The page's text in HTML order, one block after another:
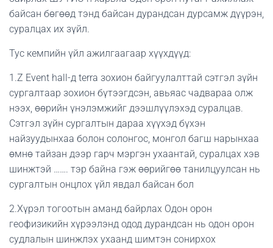
байсан бөгөөд тэнд байсан дурандсан дурсамж дүүрэн,
суралцах их зүйл.
Тус кемпийн үйл ажилгаагаар хүүхдүүд:
1.Z Event hall-д terra зохион байгуулалттай сэтгэл зүйн
сургалтаар зохион бүтээгдсэн, авьяас чадвараа олж
нээх, өөрийн үнэлэмжийг дээшлүүлэхэд суралцав.
Сэтгэл зүйн сургалтын дараа хүүхэд бүхэн
найзуудынхаа болон солонгос, монгол багш нарынхаа
өмнө тайзан дээр гарч мэргэн ухаантай, суралцах хэв
шинжтэй ……. тэр байна гэж өөрийгөө танилцуулсан нь
сургалтын онцлох үйл явдал байсан бол
2.Хүрэл тогоотын аманд байрлах Одон орон
геофизикийн хүрээлэнд одод дурандсан нь одон орон
судлалын шинжлэх ухаанд шимтэн сонирхох